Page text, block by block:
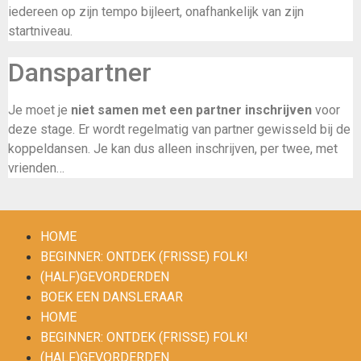
iedereen op zijn tempo bijleert, onafhankelijk van zijn
startniveau.
Danspartner
Je moet je niet samen met een partner inschrijven voor
deze stage. Er wordt regelmatig van partner gewisseld bij de
koppeldansen. Je kan dus alleen inschrijven, per twee, met
vrienden…
HOME
BEGINNER: ONTDEK (FRISSE) FOLK!
(HALF)GEVORDERDEN
BOEK EEN DANSLERAAR
HOME
BEGINNER: ONTDEK (FRISSE) FOLK!
(HALF)GEVORDERDEN